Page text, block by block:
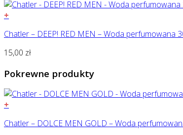
+
Chatler – DEEP! RED MEN – Woda perfumowana
15,00 zł
Pokrewne produkty
+
Chatler – DOLCE MEN GOLD – Woda